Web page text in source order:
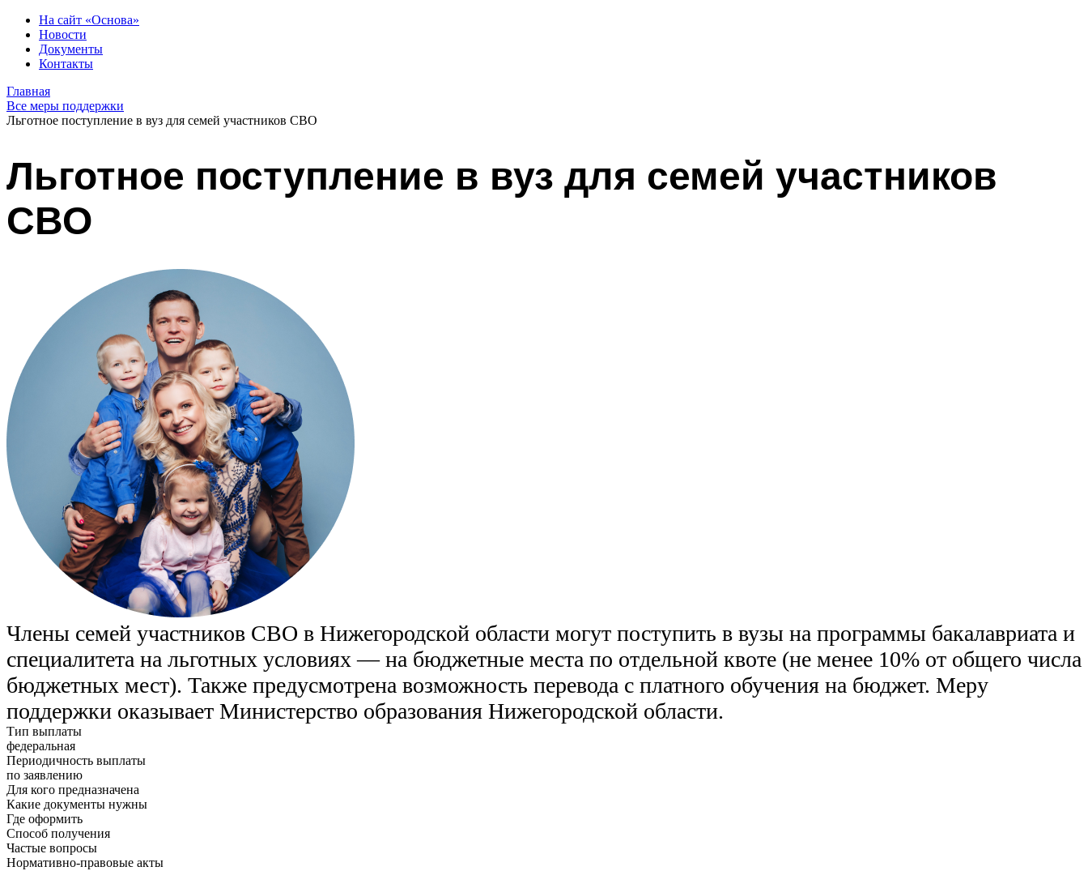
На сайт «Основа»
Новости
Документы
Контакты
Главная
Все меры поддержки
Льготное поступление в вуз для семей участников СВО
Льготное поступление в вуз для семей участников
СВО
Члены семей участников СВО в Нижегородской области могут поступить в вузы на программы бакалавриата и
специалитета на льготных условиях — на бюджетные места по отдельной квоте (не менее 10% от общего числа
бюджетных мест). Также предусмотрена возможность перевода с платного обучения на бюджет. Меру
поддержки оказывает Министерство образования Нижегородской области.
Тип выплаты
федеральная
Периодичность выплаты
по заявлению
Для кого предназначена
Какие документы нужны
Где оформить
Способ получения
Частые вопросы
Нормативно-правовые акты